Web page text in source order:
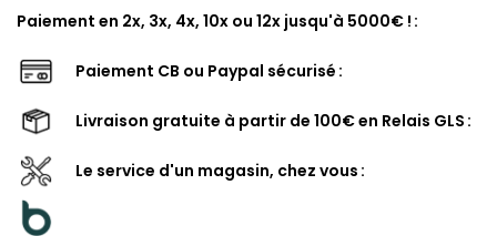
Paiement en 2x, 3x, 4x, 10x ou 12x jusqu'à 5000€ !
Paiement CB ou Paypal sécurisé
Livraison gratuite à partir de 100€ en Relais GLS
Le service d'un magasin, chez vous